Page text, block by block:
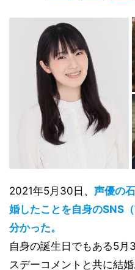
2021年5月30日、 声優の
婚したことを自身のSNS
分かった。
自身の誕生日でもある5
スデーコメントと共に結